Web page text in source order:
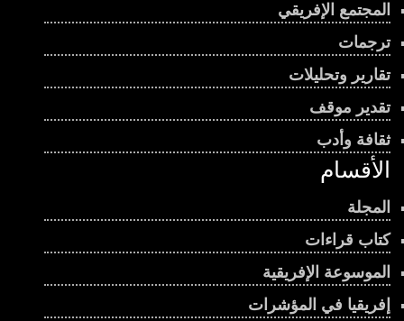
المجتمع الإفريقي
ترجمات
تقارير وتحليلات
تقدير موقف
ثقافة وأدب
الأقسام
المجلة
كتاب قراءات
الموسوعة الإفريقية
إفريقيا في المؤشرات